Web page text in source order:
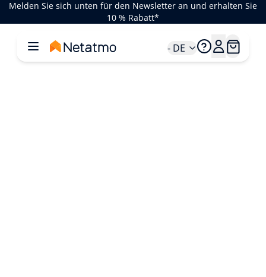
Melden Sie sich unten für den Newsletter an und erhalten Sie
10 % Rabatt*
- DE